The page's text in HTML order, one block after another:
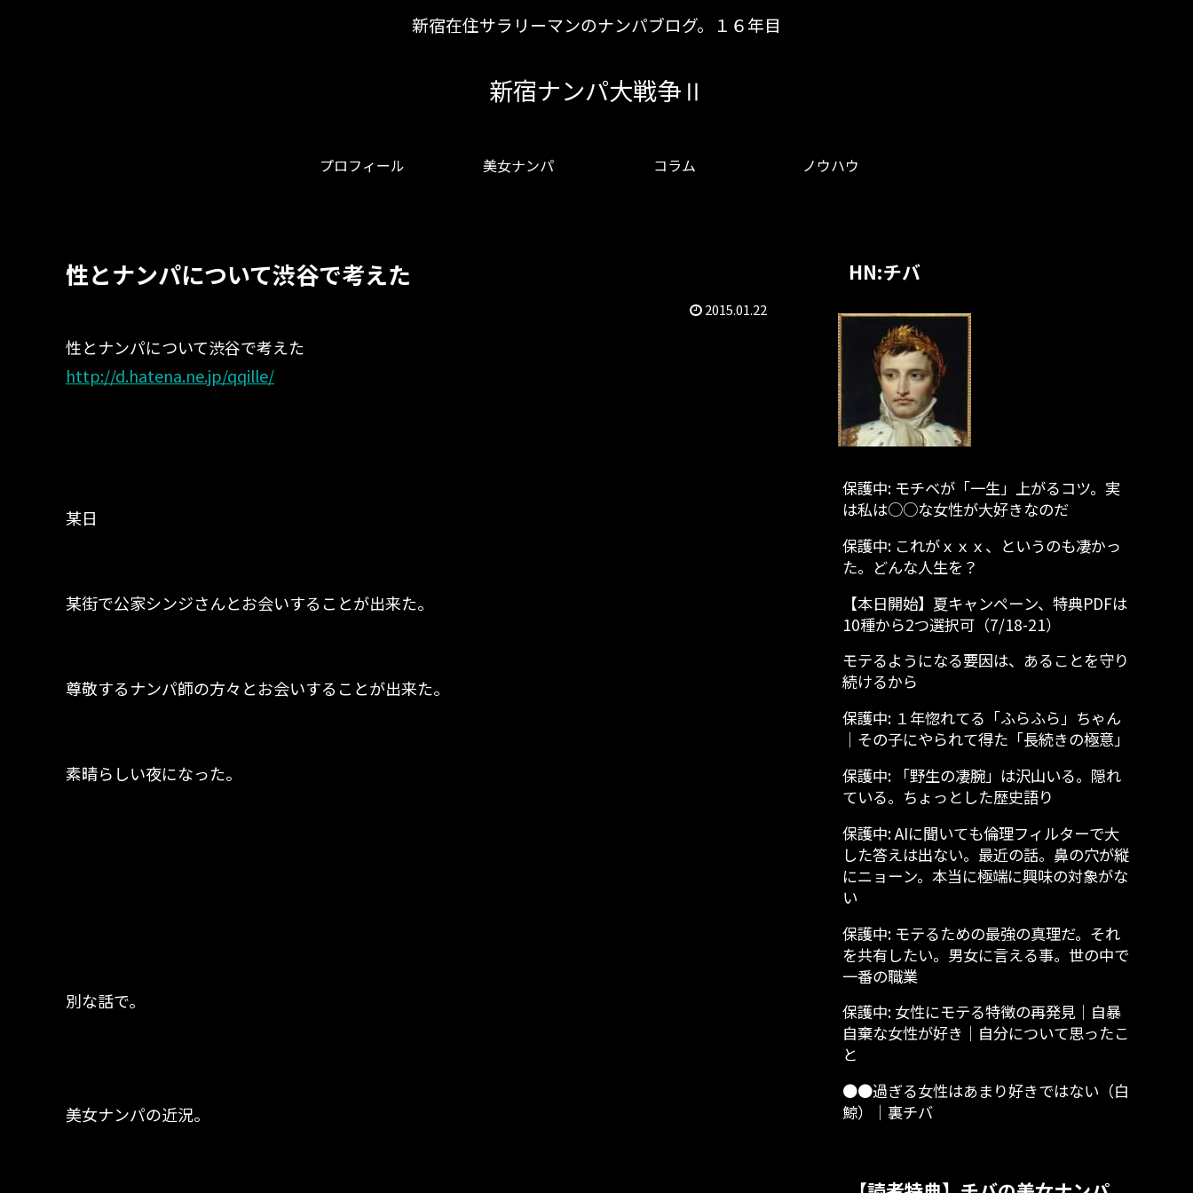
新宿在住サラリーマンのナンパブログ。１６年目
新宿ナンパ大戦争Ⅱ
プロフィール 美女ナンパ コラム ノウハウ
性とナンパについて渋谷で考えた
2015.01.22
性とナンパについて渋谷で考えた
http://d.hatena.ne.jp/qqille/
某日
某街で公家シンジさんとお会いすることが出来た。
尊敬するナンパ師の方々とお会いすることが出来た。
素晴らしい夜になった。
別な話で。
美女ナンパの近況。
HN:チバ
保護中: モチベが「一生」上がるコツ。実
は私は○○な女性が大好きなのだ
保護中: これがｘｘｘ、というのも凄かっ
た。どんな人生を？
【本日開始】夏キャンペーン、特典PDFは
10種から2つ選択可（7/18-21）
モテるようになる要因は、あることを守り
続けるから
保護中: １年惚れてる「ふらふら」ちゃん
│その子にやられて得た「長続きの極意」
保護中: 「野生の凄腕」は沢山いる。隠れ
ている。ちょっとした歴史語り
保護中: AIに聞いても倫理フィルターで大
した答えは出ない。最近の話。鼻の穴が縦
にニョーン。本当に極端に興味の対象がな
い
保護中: モテるための最強の真理だ。それ
を共有したい。男女に言える事。世の中で
一番の職業
保護中: 女性にモテる特徴の再発見│自暴
自棄な女性が好き│自分について思ったこ
と
●●過ぎる女性はあまり好きではない（白
鯨）│裏チバ